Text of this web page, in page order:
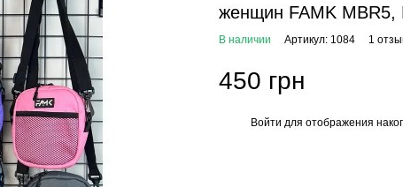
женщин FAMK MBR5,
В наличии Артикул: 1084 1
450 грн
Войти для отображения